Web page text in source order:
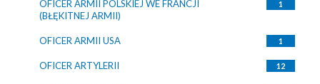
OFICER ARMII POLSKIEJ WE FRANCJI
(BŁĘKITNEJ ARMII)
1
OFICER ARMII USA 1
OFICER ARTYLERII 12